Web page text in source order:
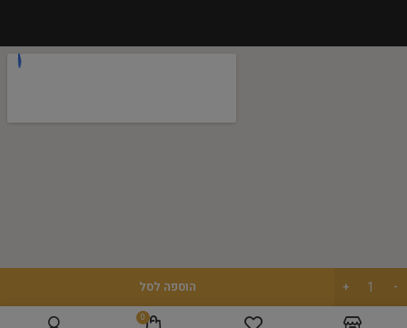
הוספה לסל
0